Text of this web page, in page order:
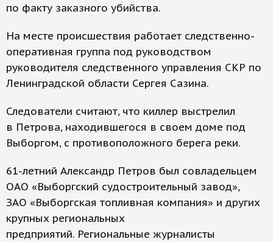
по факту заказного убийства.
На месте происшествия работает следственно-
оперативная группа под руководством
руководителя следственного управления СКР по
Ленинградской области Сергея Сазина.
Следователи считают, что киллер выстрелил
в Петрова, находившегося в своем доме под
Выборгом, с противоположного берега реки.
61-летний Александр Петров был совладельцем
ОАО «Выборгский судостроительный завод»,
ЗАО «Выборгская топливная компания» и других
крупных региональных
предприятий. Региональные журналисты